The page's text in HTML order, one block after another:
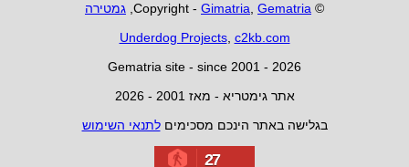
© Copyright -
Gimatria, Gematria
, גמטירה
Underdog Projects, c2kb.com
Gematria site - since 2001 - 2026
אתר גימטריא - מאז 2001 - 2026
בגלישה באתר הינכם מסכימיםלתנאי השימוש
27